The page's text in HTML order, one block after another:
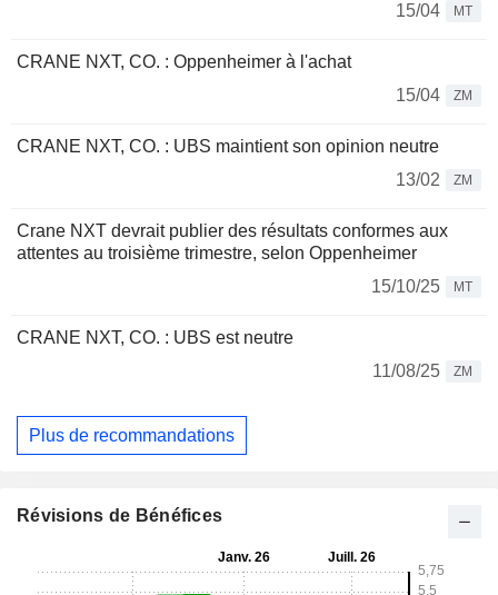
15/04
MT
CRANE NXT, CO. : Oppenheimer à l'achat
15/04
ZM
CRANE NXT, CO. : UBS maintient son opinion neutre
13/02
ZM
Crane NXT devrait publier des résultats conformes aux
attentes au troisième trimestre, selon Oppenheimer
15/10/25
MT
CRANE NXT, CO. : UBS est neutre
11/08/25
ZM
Plus de recommandations
Révisions de Bénéfices